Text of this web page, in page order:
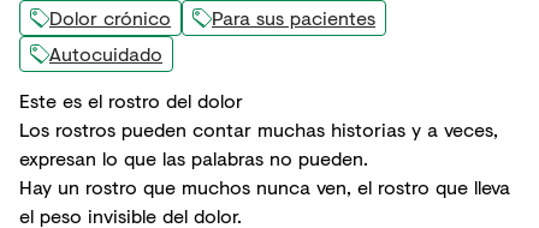
Dolor crónico
Para sus pacientes
Autocuidado
Este es el rostro del dolor
Los rostros pueden contar muchas historias y a veces,
expresan lo que las palabras no pueden.
Hay un rostro que muchos nunca ven, el rostro que lleva
el peso invisible del dolor.